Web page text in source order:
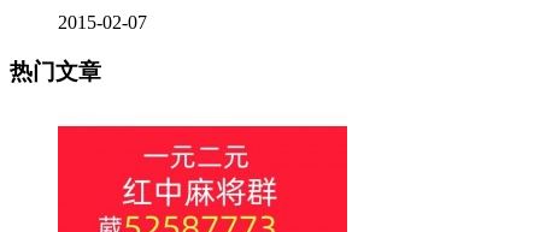
2015-02-07
热门文章